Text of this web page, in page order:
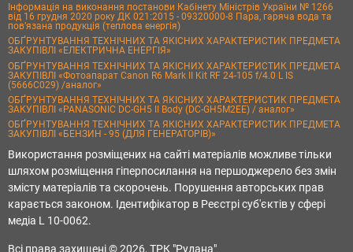
Інформація на виконання постанови Кабінету Міністрів України № 1266
від 16 грудня 2020 року ДК 021:2015 - 09320000-8 Пара, гаряча вода та
пов’язана продукція (теплова енергія)
ОБҐРУНТУВАННЯ ТЕХНІЧНИХ ТА ЯКІСНИХ ХАРАКТЕРИСТИК ПРЕДМЕТА
ЗАКУПІВЛІ «ЕЛЕКТРИЧНА ЕНЕРГІЯ»
ОБҐРУНТУВАННЯ ТЕХНІЧНИХ ТА ЯКІСНИХ ХАРАКТЕРИСТИК ПРЕДМЕТА
ЗАКУПІВЛІ «Фотоапарат Canon R6 Mark II Kit RF 24-105 f/4.0 L IS
(5666C029) /аналог»
ОБҐРУНТУВАННЯ ТЕХНІЧНИХ ТА ЯКІСНИХ ХАРАКТЕРИСТИК ПРЕДМЕТА
ЗАКУПІВЛІ «PANASONIC DC-GH5 II Body (DC-GH5M2EE) / аналог»
ОБҐРУНТУВАННЯ ТЕХНІЧНИХ ТА ЯКІСНИХ ХАРАКТЕРИСТИК ПРЕДМЕТА
ЗАКУПІВЛІ «БЕНЗИН - 95 (ДЛЯ ГЕНЕРАТОРІВ)»
Використання розміщених на сайті матеріалів можливе тільки
шляхом розміщення гіперпосилання на першоджерело без змін
змісту матеріалів та скорочень. Порушення авторських прав
карається законом. Ідентифікатор в Реєстрі суб'єктів у сфері
медіа L 10-0062.
Всі права захищені © 2026, ТРК "Рудана"